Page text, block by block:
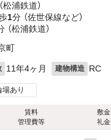
松浦鉄道）
1分 （佐世保線など）
（松浦鉄道）
町
11年4ヶ月 建物構造 RC
場あり
賃料
管理費等
敷金
礼金